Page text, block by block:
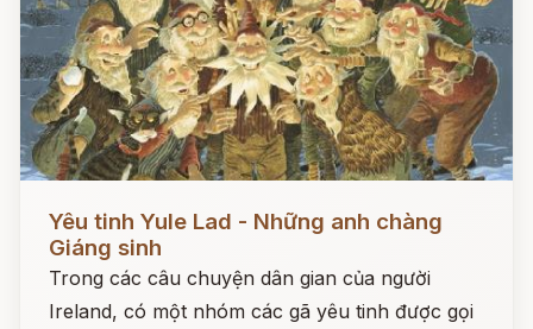
Yêu tinh Yule Lad - Những anh chàng
Giáng sinh
Trong các câu chuyện dân gian của người
Ireland, có một nhóm các gã yêu tinh được gọi